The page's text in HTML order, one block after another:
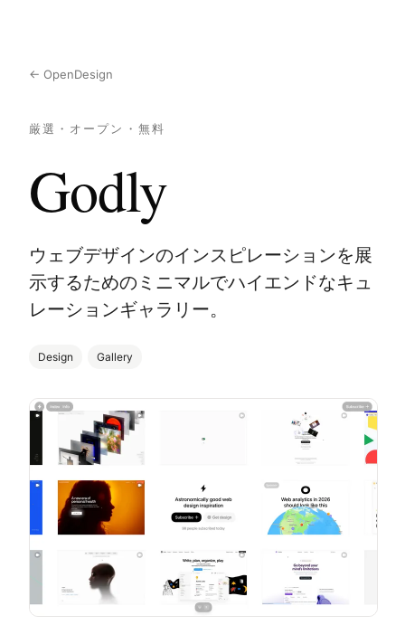
← OpenDesign
厳選・オープン・無料
Godly
ウェブデザインのインスピレーションを展
示するためのミニマルでハイエンドなキュ
レーションギャラリー。
Design Gallery